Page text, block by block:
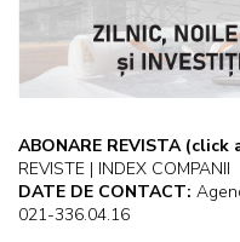
ABONARE REVISTA (click
REVISTE | INDEX COMPANII
DATE DE CONTACT:
021-336.04.16